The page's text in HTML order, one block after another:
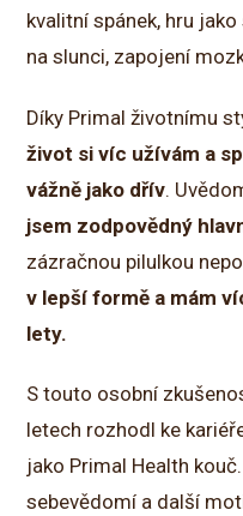
kvalitní spánek, hru
na slunci, zapojení
Díky Primal životnímu
život si víc užívám a
vážně jako dřív.
jsem zodpovědný
zázračnou pilulkou
v lepší formě a mám
lety.
S touto osobní
letech rozhodl ke
jako Primal Health
sebevědomí a další